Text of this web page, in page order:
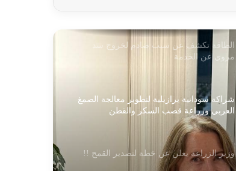
شراكة سودانية برازيلية لتطوير معالجة الصمغ
العربي وزراعة قصب السكر والقطن
وزير الزراعة يعلن عن خطة لتصدير القمح !!
تطويرات متسارعة في المجال الاقتصادي